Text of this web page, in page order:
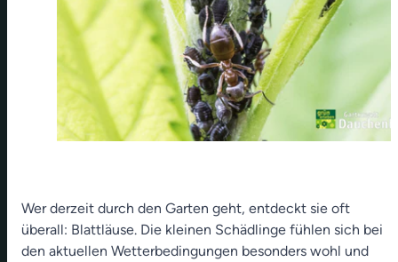
Wer derzeit durch den Garten geht, entdeckt sie oft
überall: Blattläuse. Die kleinen Schädlinge fühlen sich bei
den aktuellen Wetterbedingungen besonders wohl und